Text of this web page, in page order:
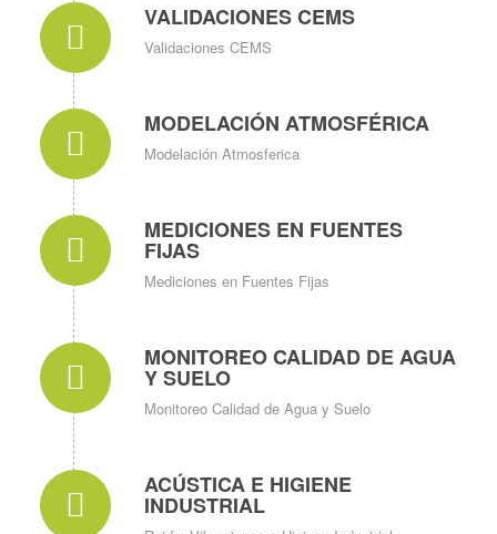
VALIDACIONES CEMS
Validaciones CEMS
MODELACIÓN ATMOSFÉRICA
Modelación Atmosferica
MEDICIONES EN FUENTES
FIJAS
Mediciones en Fuentes Fijas
MONITOREO CALIDAD DE AGUA
Y SUELO
Monitoreo Calidad de Agua y Suelo
ACÚSTICA E HIGIENE
INDUSTRIAL